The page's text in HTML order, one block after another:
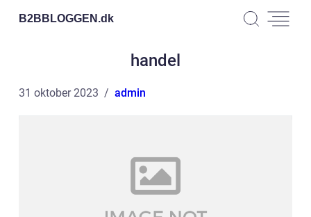
B2BBLOGGEN.dk
handel
31 oktober 2023 admin